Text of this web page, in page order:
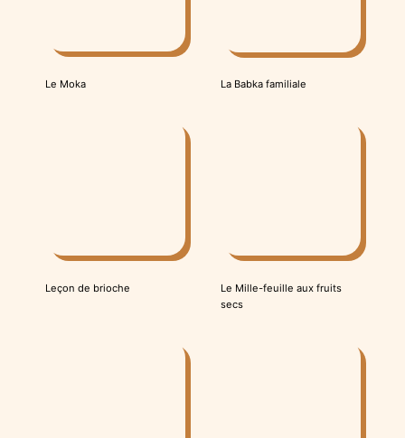
Le Moka La Babka familiale
Leçon de brioche
Le Mille-feuille aux fruits
secs